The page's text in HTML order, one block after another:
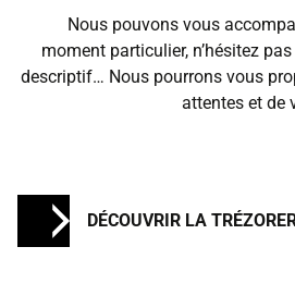
Nous pouvons vous
moment particulier, n’hésitez
descriptif… Nous pourrons vous
attentes et de
DÉCOUVRIR LA